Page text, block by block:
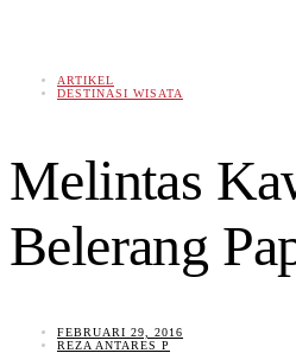
ARTIKEL
DESTINASI WISATA
Melintas
Belerang
FEBRUARI 29, 2016
REZA ANTARES P